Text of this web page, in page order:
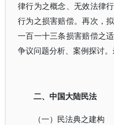
律行为之概念、无效法律
行为之损害赔偿。再次，
一百一十三条损害赔偿之
争议问题分析、案例探讨。
二、中国大陆民法
（一）民法典之建构